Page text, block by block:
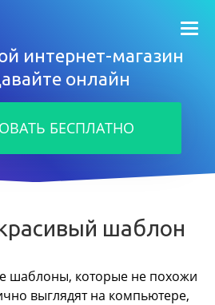
интернет-магазин
онлайн
БЕСПЛАТНО
шаблон
шаблоны, которые не похожи
выглядят на компьютере,